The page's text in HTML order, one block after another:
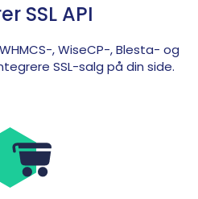
SSL API
WHMCS-, WiseCP-, Blesta- og
SSL-salg på din side.